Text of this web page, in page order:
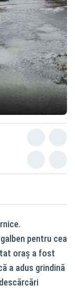
pentru cea
oraș a fost
a adus grindină